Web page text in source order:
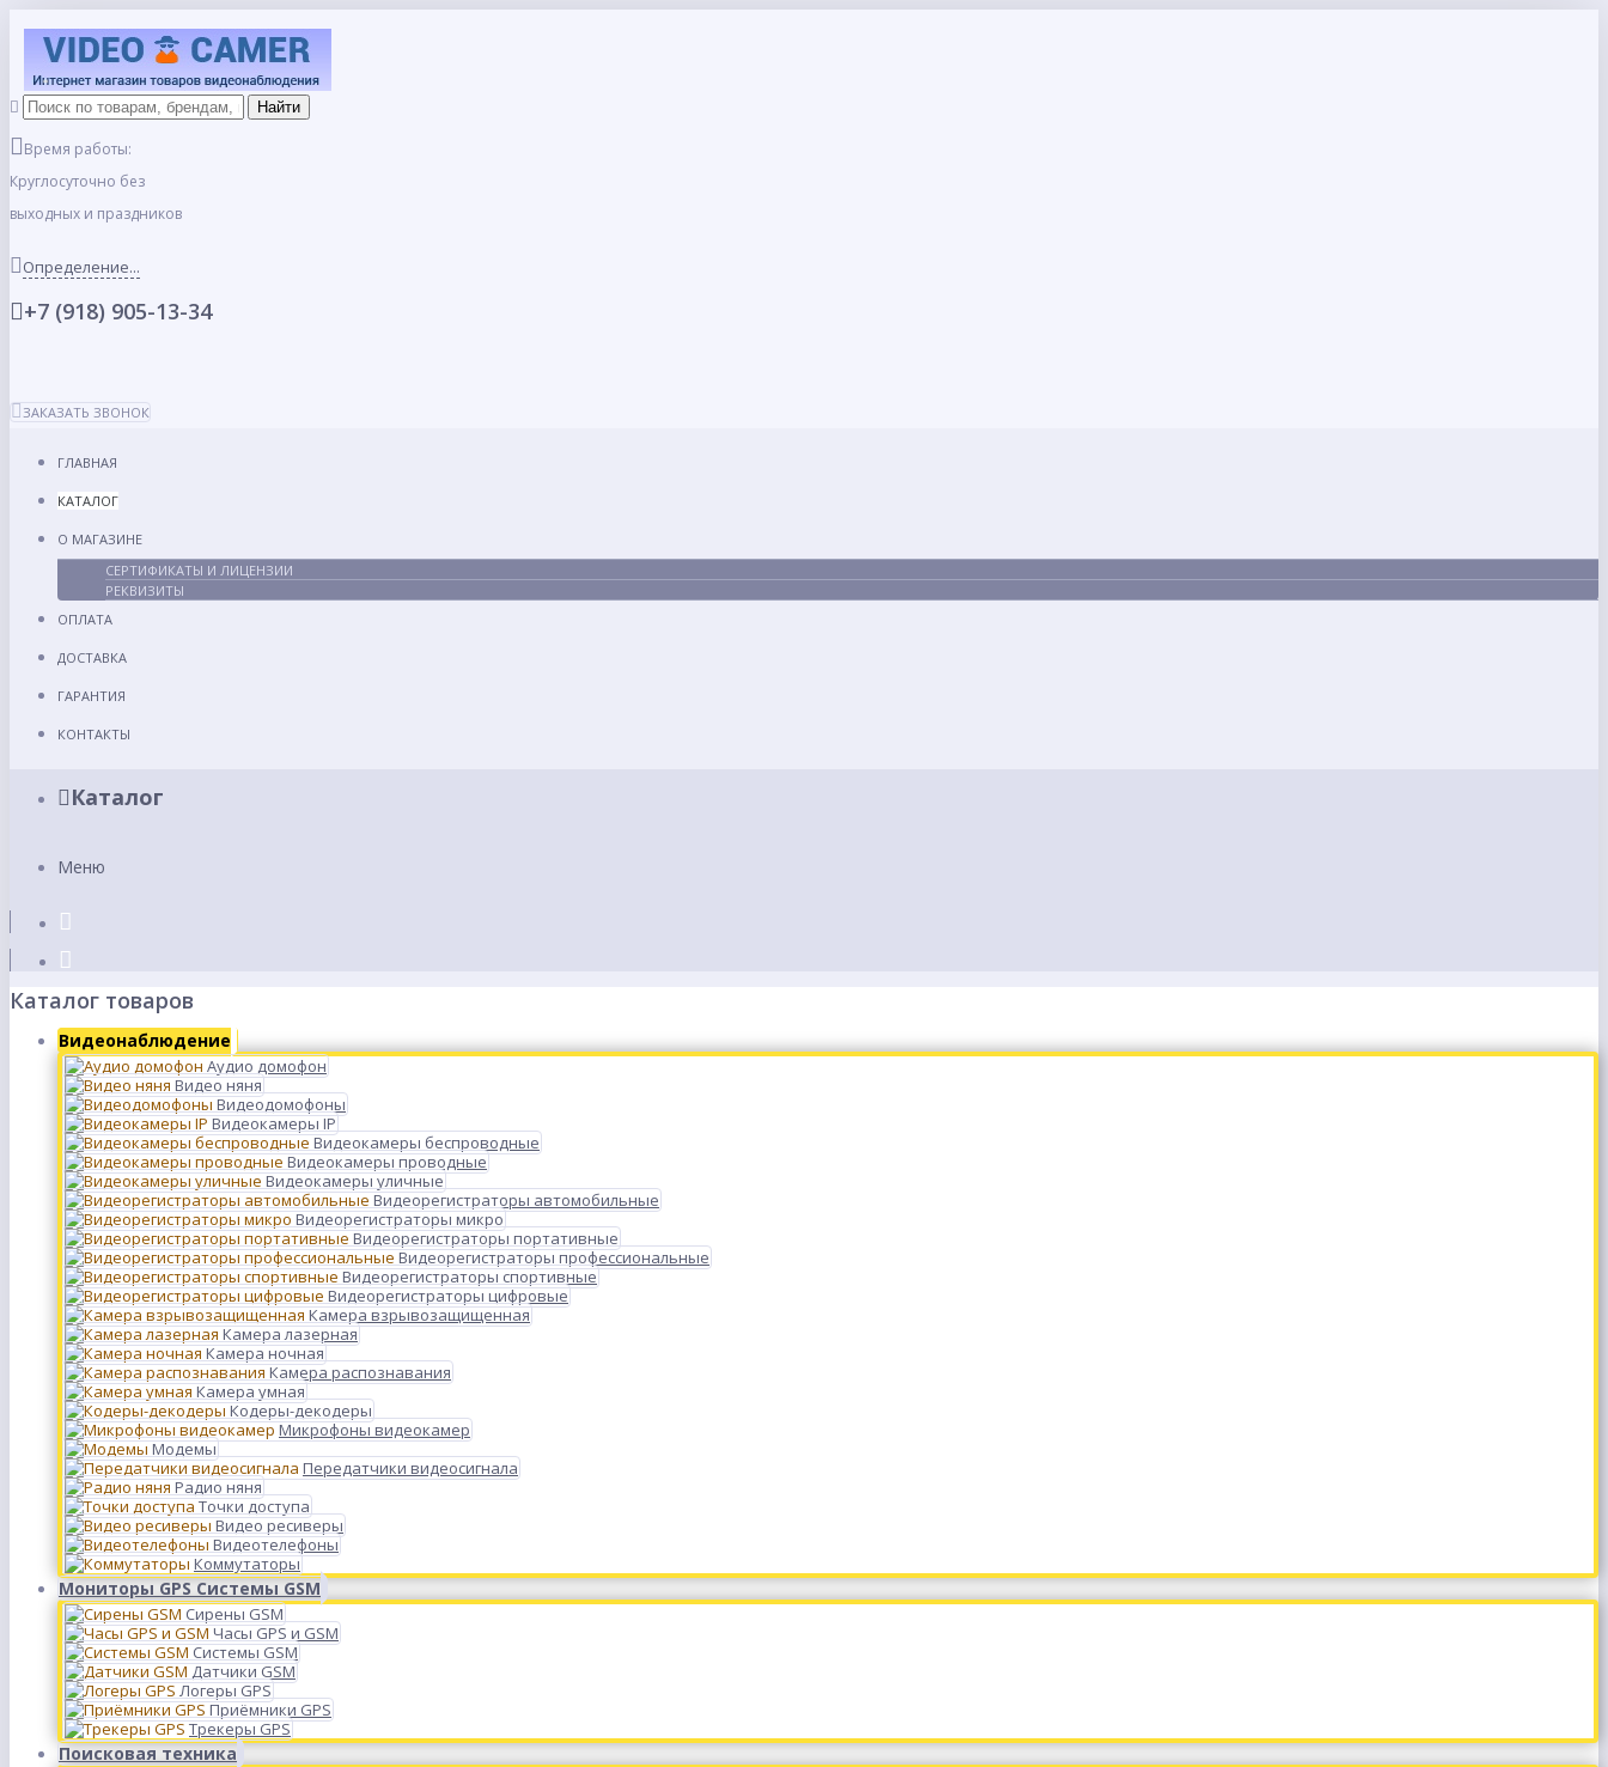
Время работы:
Круглосуточно без
выходных и праздников
Определение...
+7 (918) 905-13-34
ЗАКАЗАТЬ ЗВОНОК
ГЛАВНАЯ
КАТАЛОГ
О МАГАЗИНЕ
СЕРТИФИКАТЫ И ЛИЦЕНЗИИ
РЕКВИЗИТЫ
ОПЛАТА
ДОСТАВКА
ГАРАНТИЯ
КОНТАКТЫ
Каталог
Меню
Каталог товаров
Видеонаблюдение
Аудио домофон
Видео няня
Видеодомофоны
Видеокамеры IP
Видеокамеры беспроводные
Видеокамеры проводные
Видеокамеры уличные
Видеорегистраторы автомобильные
Видеорегистраторы микро
Видеорегистраторы портативные
Видеорегистраторы профессиональные
Видеорегистраторы спортивные
Видеорегистраторы цифровые
Камера взрывозащищенная
Камера лазерная
Камера ночная
Камера распознавания
Камера умная
Кодеры-декодеры
Микрофоны видеокамер
Модемы
Передатчики видеосигнала
Радио няня
Точки доступа
Видео ресиверы
Видеотелефоны
Коммутаторы
Мониторы GPS Системы GSM
Сирены GSM
Часы GPS и GSM
Системы GSM
Датчики GSM
Логеры GPS
Приёмники GPS
Трекеры GPS
Поисковая техника